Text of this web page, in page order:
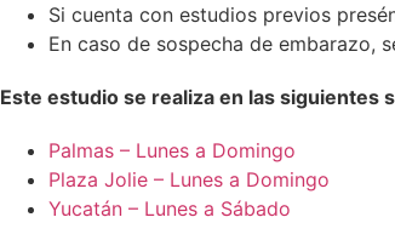
Si cuenta con estudios previos
En caso de sospecha de embarazo,
Este estudio se realiza en las siguientes
Palmas – Lunes a Domingo
Plaza Jolie – Lunes a Domingo
Yucatán – Lunes a Sábado